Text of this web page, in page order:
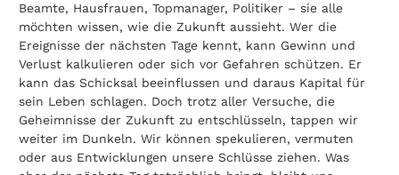
Beamte, Hausfrauen, Topmanager, Politiker – sie alle
möchten wissen, wie die Zukunft aussieht. Wer die
Ereignisse der nächsten Tage kennt, kann Gewinn und
Verlust kalkulieren oder sich vor Gefahren schützen. Er
kann das Schicksal beeinflussen und daraus Kapital für
sein Leben schlagen. Doch trotz aller Versuche, die
Geheimnisse der Zukunft zu entschlüsseln, tappen wir
weiter im Dunkeln. Wir können spekulieren, vermuten
oder aus Entwicklungen unsere Schlüsse ziehen. Was